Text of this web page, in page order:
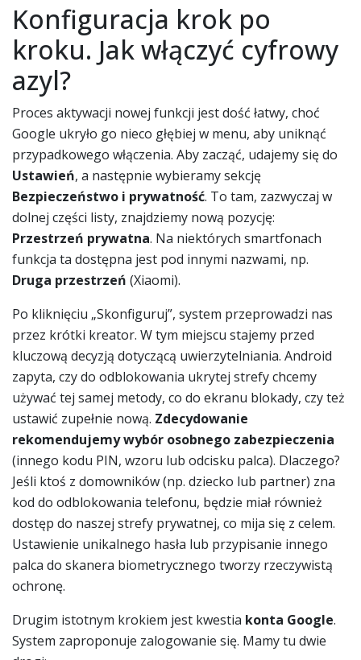
Konfiguracja krok po
kroku. Jak włączyć cyfrowy
azyl?
Proces aktywacji nowej funkcji jest dość łatwy, choć
Google ukryło go nieco głębiej w menu, aby uniknąć
przypadkowego włączenia. Aby zacząć, udajemy się do
Ustawień, a następnie wybieramy sekcję
Bezpieczeństwo i prywatność. To tam, zazwyczaj w
dolnej części listy, znajdziemy nową pozycję:
Przestrzeń prywatna. Na niektórych smartfonach
funkcja ta dostępna jest pod innymi nazwami, np.
Druga przestrzeń (Xiaomi).
Po kliknięciu „Skonfiguruj”, system przeprowadzi nas
przez krótki kreator. W tym miejscu stajemy przed
kluczową decyzją dotyczącą uwierzytelniania. Android
zapyta, czy do odblokowania ukrytej strefy chcemy
używać tej samej metody, co do ekranu blokady, czy też
ustawić zupełnie nową. Zdecydowanie
rekomendujemy wybór osobnego zabezpieczenia
(innego kodu PIN, wzoru lub odcisku palca). Dlaczego?
Jeśli ktoś z domowników (np. dziecko lub partner) zna
kod do odblokowania telefonu, będzie miał również
dostęp do naszej strefy prywatnej, co mija się z celem.
Ustawienie unikalnego hasła lub przypisanie innego
palca do skanera biometrycznego tworzy rzeczywistą
ochronę.
Drugim istotnym krokiem jest kwestia konta Google.
System zaproponuje zalogowanie się. Mamy tu dwie